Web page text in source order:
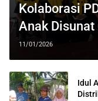
Kolaborasi
Anak Disunat
11/01/2026
Idul